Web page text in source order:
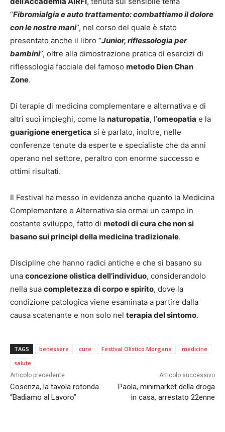
“Fibromialgia e auto trattamento: combattiamo il dolore
con le nostre mani”, nel corso del quale è stato
presentato anche il libro “Junior, riflessologia per
bambini”, oltre alla dimostrazione pratica di esercizi di
riflessologia facciale del famoso metodo Dien Chan
Zone.
Di terapie di medicina complementare e alternativa e di
altri suoi impieghi, come la naturopatia, l’omeopatia e la
guarigione energetica si è parlato, inoltre, nelle
conferenze tenute da esperte e specialiste che da anni
operano nel settore, peraltro con enorme successo e
ottimi risultati.
Il Festival ha messo in evidenza anche quanto la Medicina
Complementare e Alternativa sia ormai un campo in
costante sviluppo, fatto di metodi di cura che non si
basano sui principi della medicina tradizionale.
Discipline che hanno radici antiche e che si basano su
una concezione olistica dell’individuo, considerandolo
nella sua completezza di corpo e spirito, dove la
condizione patologica viene esaminata a partire dalla
causa scatenante e non solo nel terapia del sintomo.
TAGS benessere cure Festival Olistico Morgana
medicine
salute
Articolo precedente
Cosenza, la tavola rotonda
“Badiamo al Lavoro”
Articolo successivo
Paola, minimarket della droga
in casa, arrestato 22enne